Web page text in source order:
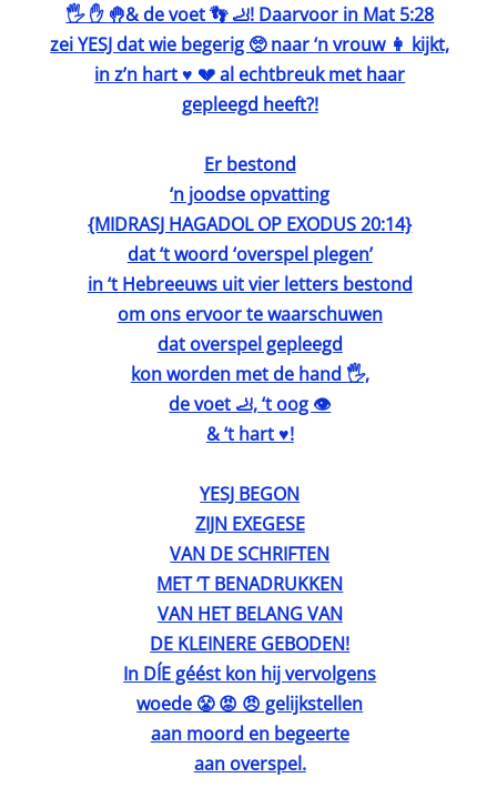
🖐️ ✋ 🤚& de voet 👣 🦶! Daarvoor in Mat 5:28
zei YESJ dat wie begerig 🥺 naar ‘n vrouw 👩 kijkt,
in z’n hart ♥️ 💔 al echtbreuk met haar
gepleegd heeft?!
Er bestond
‘n joodse opvatting
{MIDRASJ HAGADOL OP EXODUS 20:14}
dat ‘t woord ‘overspel plegen’
in ‘t Hebreeuws uit vier letters bestond
om ons ervoor te waarschuwen
dat overspel gepleegd
kon worden met de hand 🖐️,
de voet 🦶, ‘t oog 👁️
& ‘t hart ♥️!
YESJ BEGON
ZIJN EXEGESE
VAN DE SCHRIFTEN
MET ‘T BENADRUKKEN
VAN HET BELANG VAN
DE KLEINERE GEBODEN!
In DÍE géést kon hij vervolgens
woede 😤 😡 😠 gelijkstellen
aan moord en begeerte
aan overspel.